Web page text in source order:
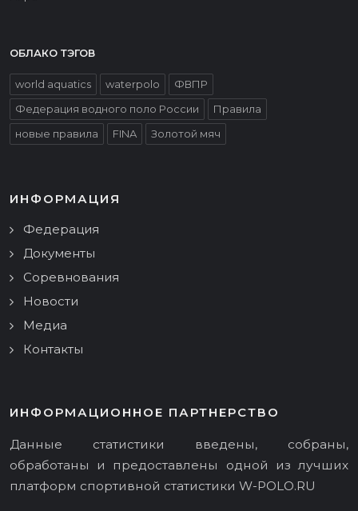
ОБЛАКО ТЭГОВ
world aquatics waterpolo
ФВПР
Федерация водного поло России
Правила
новые правила
FINA Золотой мяч
ИНФОРМАЦИЯ
Федерация
Документы
Соревнования
Новости
Медиа
Контакты
ИНФОРМАЦИОННОЕ ПАРТНЕРСТВО
Данные статистики введены, собраны,
обработаны и предоставлены одной из лучших
платформ спортивной статистики W-POLO.RU